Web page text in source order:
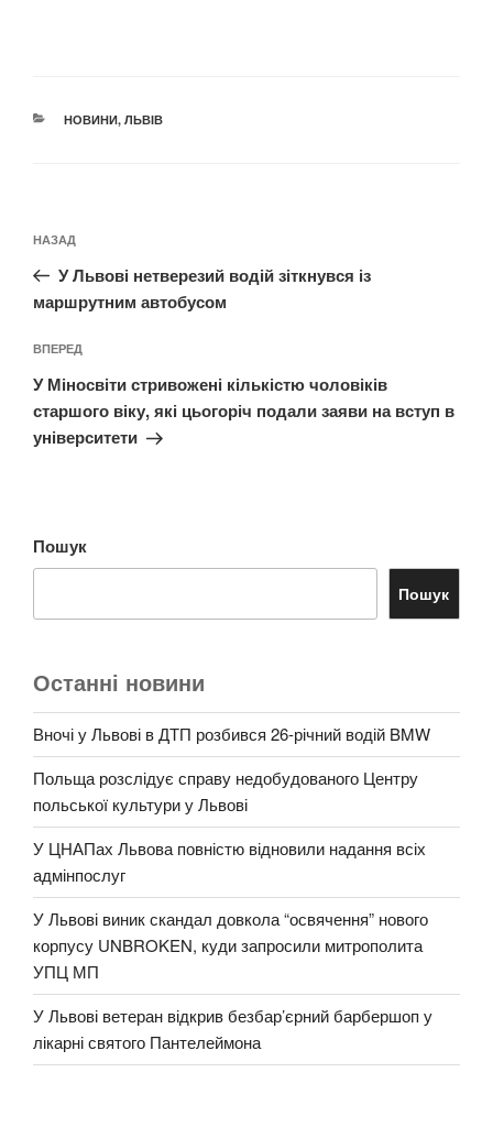
КАТЕГОРІЇ
НОВИНИ, ЛЬВІВ
записів
Попередній
запис:
НАЗАД
У Львові нетверезий водій зіткнувся із
маршрутним автобусом
Наступний
запис
ВПЕРЕД
У Міносвіти стривожені кількістю чоловіків
старшого віку, які цьогоріч подали заяви на вступ в
університети
Пошук
Пошук
Останні новини
Вночі у Львові в ДТП розбився 26-річний водій BMW
Польща розслідує справу недобудованого Центру
польської культури у Львові
У ЦНАПах Львова повністю відновили надання всіх
адмінпослуг
У Львові виник скандал довкола “освячення” нового
корпусу UNBROKEN, куди запросили митрополита
УПЦ МП
У Львові ветеран відкрив безбар’єрний барбершоп у
лікарні святого Пантелеймона